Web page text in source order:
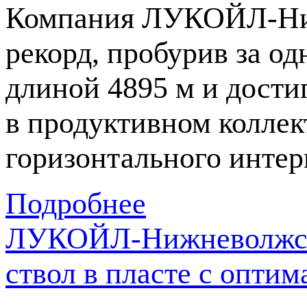
Компания ЛУКОЙЛ-
рекорд, пробурив за
длиной 4895 м и
в продуктивном
горизонтального
Подробнее
ЛУКОЙЛ-
ствол в пласте с